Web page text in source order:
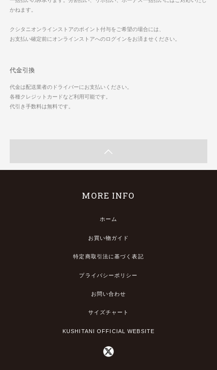
かねます。
クシタニオンラインストアのポイント付与をご希望の場合には、
お支払い確定前にオンラインストアへのログインをお済ませください。
代金引換
代金は配送業者のドライバーにお支払いください。
各種クレジットカードなど利用可能です。
代引き手数料は無料です。
MORE INFO
ホーム
お買い物ガイド
特定商取引法に基づく表記
プライバシーポリシー
お問い合わせ
サイズチャート
KUSHITANI OFFICIAL WEBSITE